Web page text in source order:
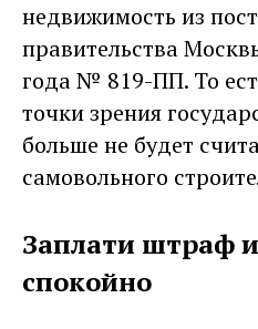
недвижимость из
правительства
года № 819-ПП. То
точки зрения
больше не будет
самовольного
Заплати штраф
спокойно